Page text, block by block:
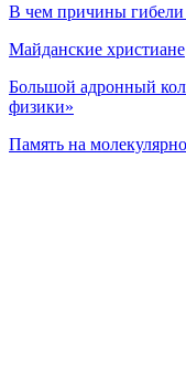
В чем причины
Майданские христиане
Большой адронный
физики»
Память на